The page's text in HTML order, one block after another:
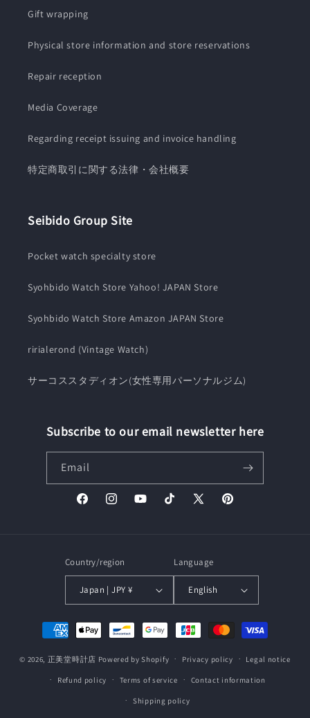
Gift wrapping
Physical store information and store reservations
Repair reception
Media Coverage
Regarding receipt issuing and invoice handling
特定商取引に関する法律・会社概要
Seibido Group Site
Pocket watch specialty store
Syohbido Watch Store Yahoo! JAPAN Store
Syohbido Watch Store Amazon JAPAN Store
ririalerond (Vintage Watch)
サーコススタディオン(女性専用パーソナルジム)
Subscribe to our email newsletter here
Email
FacebookInstagramYouTubeTikTok
X
Pinterest
Country/region
Japan | JPY ¥
Language
English
Payment
methods
© 2026, 正美堂時計店 Powered by Shopify Privacy policy Legal notice
Refund policy Terms of service Contact information
Shipping policy